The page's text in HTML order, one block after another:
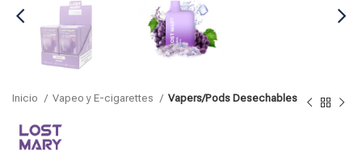
Inicio Vapeo y E-cigarettes Vapers/Pods Desechables